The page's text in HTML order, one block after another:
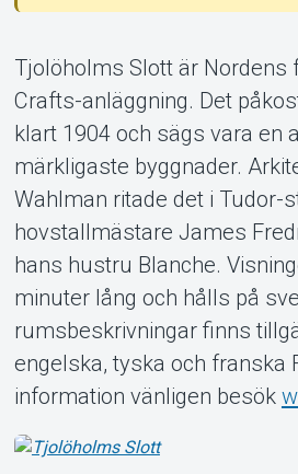
Tjolöholms Slott är Nordens
Crafts-anläggning. Det
klart 1904 och sägs vara en
märkligaste byggnader.
Wahlman ritade det i Tudor-
hovstallmästare James
hans hustru Blanche.
minuter lång och hålls på
rumsbeskrivningar finns
engelska, tyska och franska
information vänligen besök